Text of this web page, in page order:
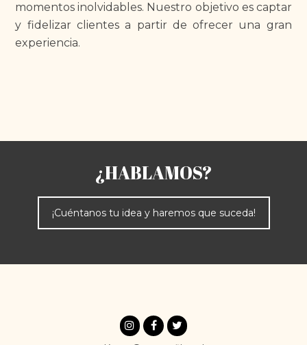
momentos inolvidables. Nuestro objetivo es captar
y fidelizar clientes a partir de ofrecer una gran
experiencia.
¿HABLAMOS?
¡Cuéntanos tu idea y haremos que suceda!
Instagram
Facebook
Twitter